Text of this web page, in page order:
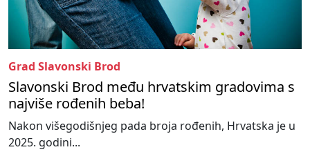
Grad Slavonski Brod
Slavonski Brod među hrvatskim gradovima s
najviše rođenih beba!
Nakon višegodišnjeg pada broja rođenih, Hrvatska je u
2025. godini...